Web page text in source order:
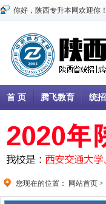
你好，陕西专升本网欢迎你
首 页 腾飞教育 统
您现在的位置： 网站首页 >